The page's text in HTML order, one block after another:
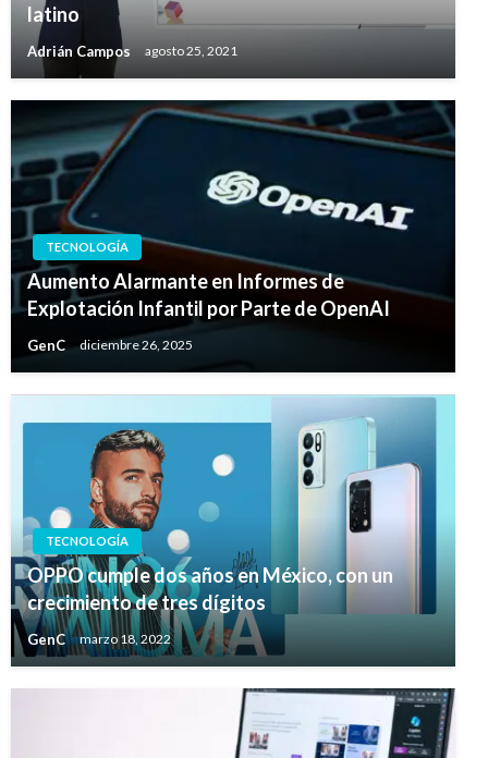
latino
Adrián Campos agosto 25, 2021
TECNOLOGÍA
Aumento Alarmante en Informes de
Explotación Infantil por Parte de OpenAI
GenC diciembre 26, 2025
TECNOLOGÍA
OPPO cumple dos años en México, con un
crecimiento de tres dígitos
GenC marzo 18, 2022